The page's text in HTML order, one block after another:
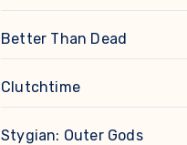
Better Than Dead
Clutchtime
Stygian: Outer Gods